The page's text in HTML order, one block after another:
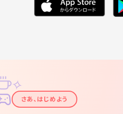
✦
✧
さあ、はじめよう